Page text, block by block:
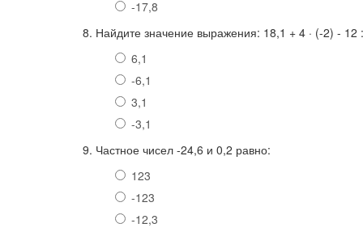
-17,8
8. Найдите значение выражения: 18,1 + 4 · (-2) - 12
6,1
-6,1
3,1
-3,1
9. Частное чисел -24,6 и 0,2 равно:
123
-123
-12,3